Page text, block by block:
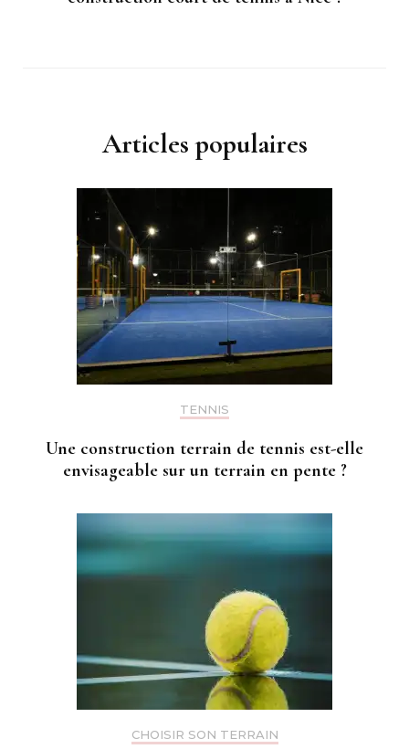
Articles populaires
TENNIS
Une construction terrain de tennis est-elle
envisageable sur un terrain en pente ?
CHOISIR SON TERRAIN